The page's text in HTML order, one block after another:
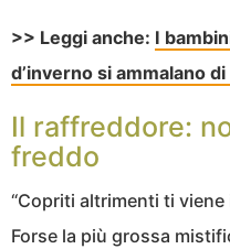
>> Leggi anche: I
d’inverno si ammalano
Il raffreddore:
freddo
“Copriti altrimenti ti viene
Forse la più grossa